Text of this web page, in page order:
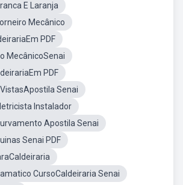
E Laranja
Mecânico
PDF
MecânicoSenai
PDF
Senai
Instalador
Apostila Senai
Senai PDF
CursoCaldeiraria Senai